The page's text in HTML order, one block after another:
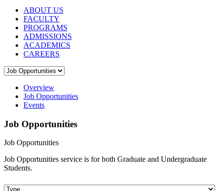
ABOUT US
FACULTY
PROGRAMS
ADMISSIONS
ACADEMICS
CAREERS
Overview
Job Opportunities
Events
Job Opportunities
Job Opportunities
Job Opportunities service is for both Graduate and Undergraduate
Students.